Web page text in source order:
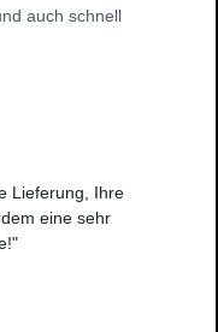
auch schnell
Lieferung, Ihre
eine sehr